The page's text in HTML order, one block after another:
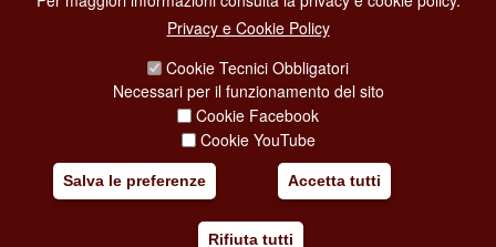
CONTACT CENTER TEL. 06 06 08
CONTATTA LA REDAZIONE
SOCIAL MEDIA POLICY
COPYRIGHT
Privacy e Cookie Policy
Cookie Tecnici Obbligatori
Necessari per il funzionamento del sito
Cookie Facebook
Cookie YouTube
Salva le preferenze Accetta tutti
Rifiuta tutti